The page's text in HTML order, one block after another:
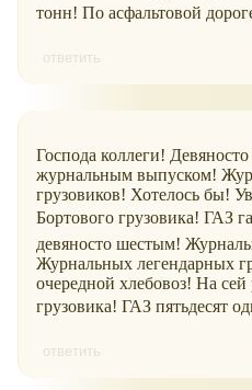
тонн! По асфальтовой
ответить
Господа коллеги!
журнальным выпуском!
грузовиков! Хотелось бы!
Бортового грузовика!
девяносто шестым!
Журнальных легендарных
очередной хлебовоз! На
грузовика! ГАЗ пятьдесят
ответить